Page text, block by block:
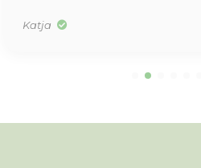
Katja